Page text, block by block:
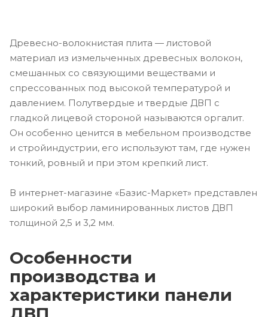
Древесно-волокнистая плита — листовой
материал из измельченных древесных волокон,
смешанных со связующими веществами и
спрессованных под высокой температурой и
давлением. Полутвердые и твердые ДВП с
гладкой лицевой стороной называются оргалит.
Он особенно ценится в мебельном производстве
и стройиндустрии, его используют там, где нужен
тонкий, ровный и при этом крепкий лист.
В интернет-магазине «Базис-Маркет» представлен
широкий выбор ламинированных листов ДВП
толщиной 2,5 и 3,2 мм.
Особенности
производства и
характеристики панели